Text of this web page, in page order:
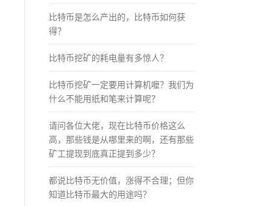
比特币是怎么产出的，比特币如何获
得？
比特币挖矿的耗电量有多惊人？
比特币挖矿一定要用计算机嚒？我们为
什么不能用纸和笔来计算呢？
请问各位大佬，现在比特币价格这么
高，那些钱是从哪里来的啊，还有那些
矿工提现到底真正提到多少？
都说比特币无价值，涨得不合理；但你
知道比特币最大的用途吗？